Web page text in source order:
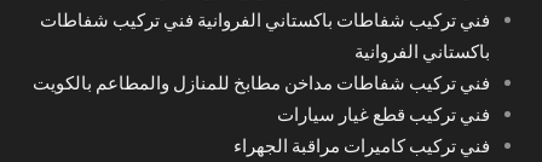
فني تركيب شفاطات باكستاني الفروانية فني تركيب شفاطات
باكستاني الفروانية
فني تركيب شفاطات مداخن مطابخ للمنازل والمطاعم بالكويت
فني تركيب قطع غيار سيارات
فني تركيب كاميرات مراقبة الجهراء